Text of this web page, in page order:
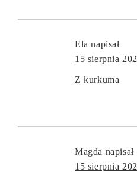
Ela napisał
15 sierpnia
Z kurkuma
Magda napisał
15 sierpnia